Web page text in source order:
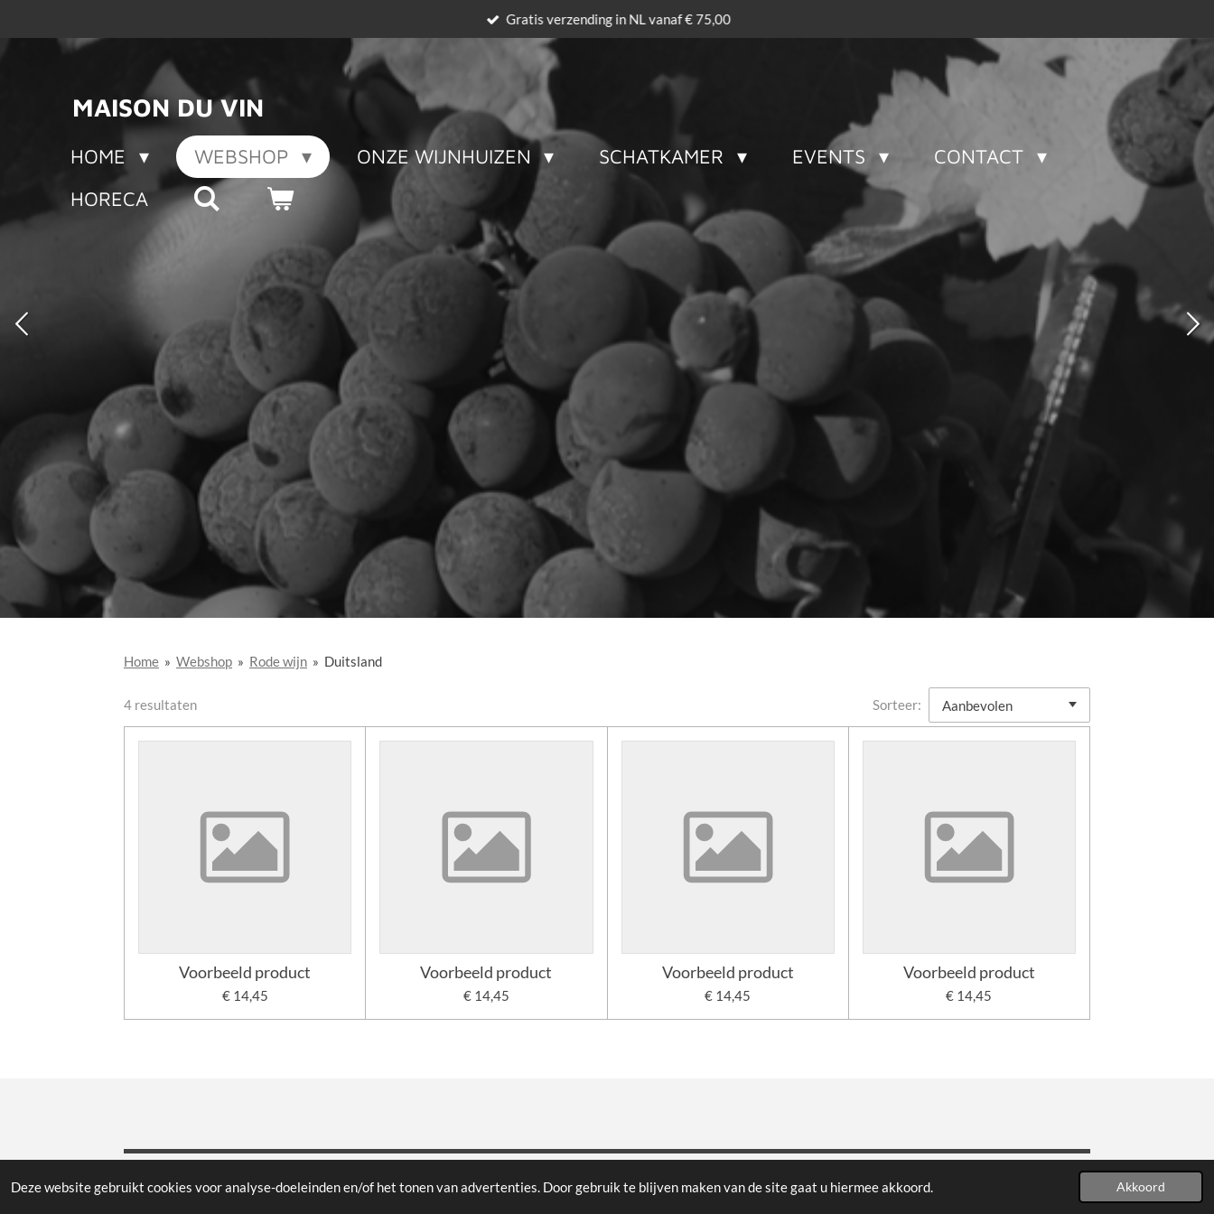
Deze website gebruikt cookies voor analyse-doeleinden en/of het tonen van advertenties. Door gebruik te blijven maken van de site gaat u hiermee akkoord. Akkoord
hoofdinhoud
Gratis verzending in NL vanaf € 75,00
MAISON DU VIN
HOME WEBSHOP ONZE WIJNHUIZEN SCHATKAMER EVENTS
CONTACT
HORECA
Home » Webshop » Rode wijn » Duitsland
4 resultaten Sorteer:
Voorbeeld product
€ 14,45
Voorbeeld product
€ 14,45
Voorbeeld product
€ 14,45
Voorbeeld product
€ 14,45